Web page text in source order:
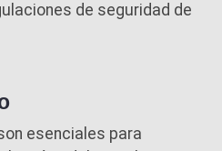
de seguridad de
esenciales para